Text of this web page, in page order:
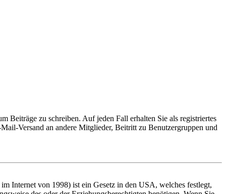
Beiträge zu schreiben. Auf jeden Fall erhalten Sie als registriertes
Versand an andere Mitglieder, Beitritt zu Benutzergruppen und
Internet von 1998) ist ein Gesetz in den USA, welches festlegt,